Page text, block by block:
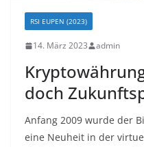
RSI EUPEN (2023)
14. März 2023 admin
doch
Anfang 2009 wurde der
eine Neuheit in der